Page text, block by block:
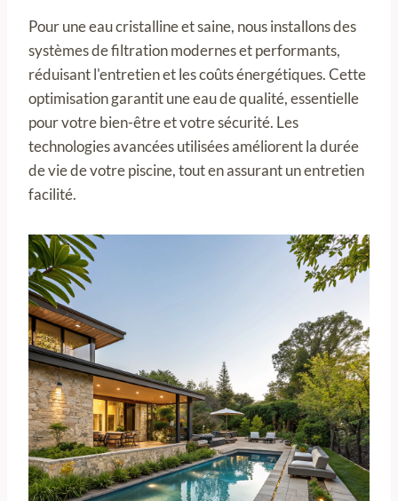
Pour une eau cristalline et saine, nous installons des
systèmes de filtration modernes et performants,
réduisant l'entretien et les coûts énergétiques. Cette
optimisation garantit une eau de qualité, essentielle
pour votre bien-être et votre sécurité. Les
technologies avancées utilisées améliorent la durée
de vie de votre piscine, tout en assurant un entretien
facilité.